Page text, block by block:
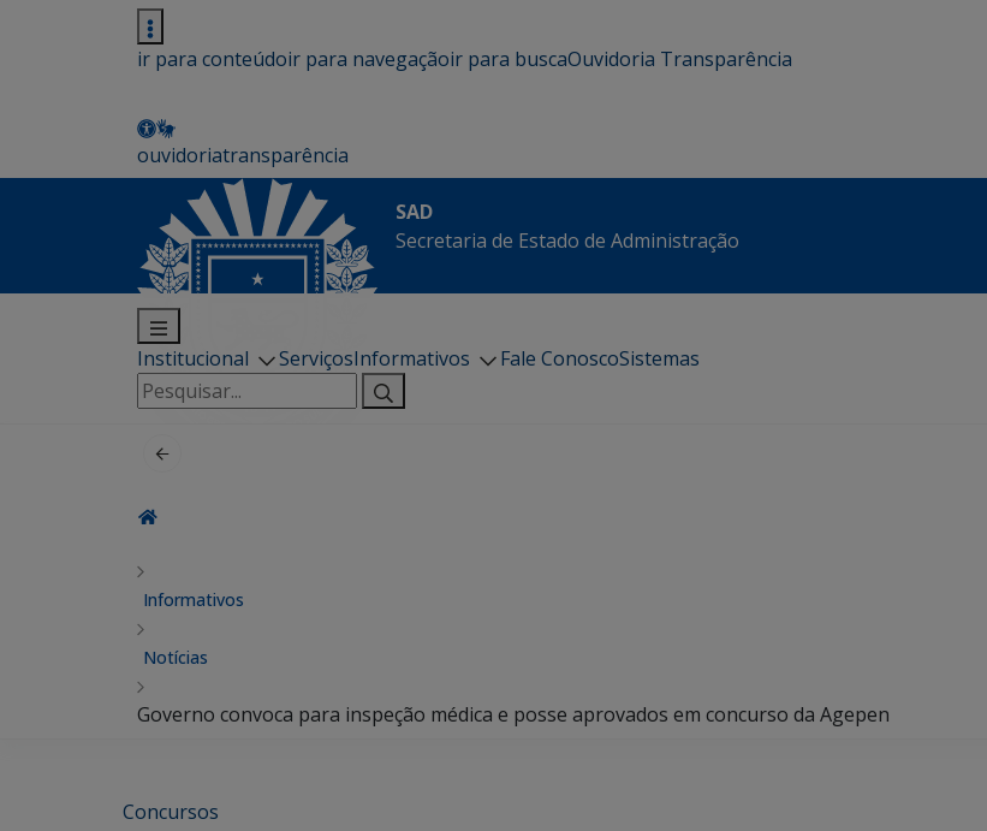
ir para conteúdoir para navegaçãoir para buscaOuvidoria Transparência
ouvidoriatransparência
SAD
Secretaria de Estado de Administração
Institucional ServiçosInformativos Fale ConoscoSistemas
Pesquisar
por:
Informativos
Notícias
Governo convoca para inspeção médica e posse aprovados em concurso da Agepen
Concursos